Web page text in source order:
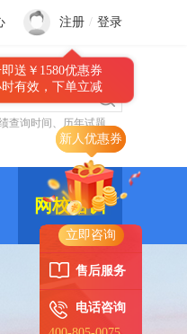
立即咨询
售后服务
电话咨询
注册 / 登录
送￥1580优惠券
时有效，下单立减
查询时间 、 历年试题
网校培训